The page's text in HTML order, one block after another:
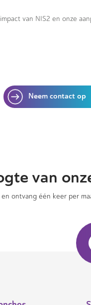
van NIS2 en onze
Neem contact op
van
ontvang één keer per